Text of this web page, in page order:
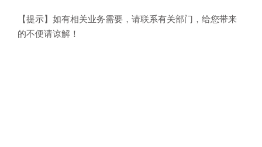
【提示】如有相关业务需要，请联系有关部门，给您带来
的不便请谅解！